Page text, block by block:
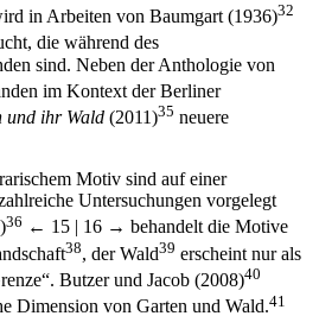
in Arbeiten von Baumgart (1936)32
die während des
sind. Neben der Anthologie von
im Kontext der Berliner
und ihr Wald (2011)35 neuere
Motiv sind auf einer
Untersuchungen vorgelegt
36 ← 15 | 16 → behandelt die Motive
38, der Wald39 erscheint nur als
Butzer und Jacob (2008)40
Dimension von Garten und Wald.41